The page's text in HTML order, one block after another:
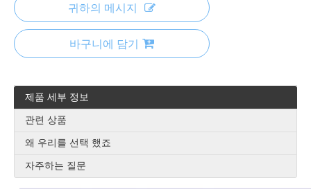
귀하의 메시지
바구니에 담기
제품 세부 정보
관련 상품
왜 우리를 선택 했죠
자주하는 질문